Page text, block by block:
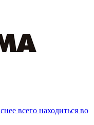
всего находиться во